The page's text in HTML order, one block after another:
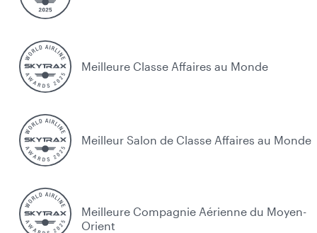
Meilleure Classe Affaires au Monde
Meilleur Salon de Classe Affaires au Monde
Meilleure Compagnie Aérienne du Moyen-
Orient